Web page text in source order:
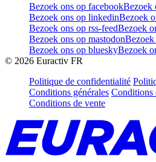
Bezoek ons op facebookBezoek
Bezoek ons op linkedinBezoek
Bezoek ons op rss-feedBezoek
Bezoek ons op mastodonBezoek
Bezoek ons op blueskyBezoek
© 2026 Euractiv FR
Politique de confidentialité
Conditions générales Conditions
Conditions de vente